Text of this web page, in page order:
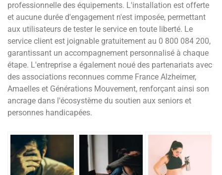
professionnelle des équipements. L'installation est offerte
et aucune durée d'engagement n'est imposée, permettant
aux utilisateurs de tester le service en toute liberté. Le
service client est joignable gratuitement au 0 800 084 200,
garantissant un accompagnement personnalisé à chaque
étape. L'entreprise a également noué des partenariats avec
des associations reconnues comme France Alzheimer,
Amaelles et Générations Mouvement, renforçant ainsi son
ancrage dans l'écosystème du soutien aux seniors et
personnes handicapées.